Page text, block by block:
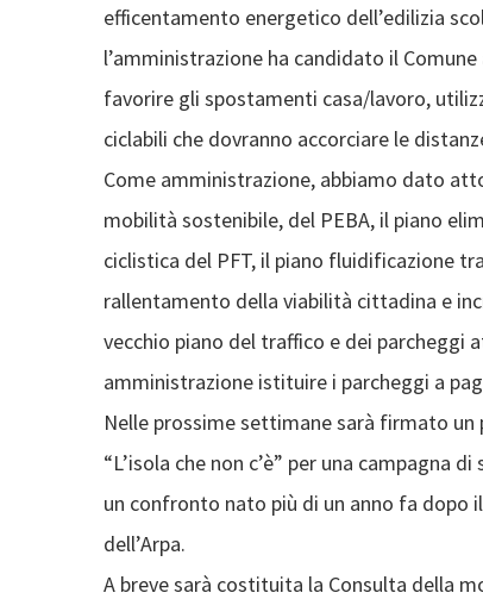
efficentamento energetico dell’edilizia
l’amministrazione ha candidato il
favorire gli spostamenti casa/lavoro,
ciclabili che dovranno accorciare le
Come amministrazione, abbiamo dato
mobilità sostenibile, del PEBA, il piano
ciclistica del PFT, il piano fluidificazione
rallentamento della viabilità cittadina e
vecchio piano del traffico e dei parcheggi
amministrazione istituire i parcheggi a
Nelle prossime settimane sarà firmato un
“L’isola che non c’è” per una campagna
un confronto nato più di un anno fa dopo
dell’Arpa.
A breve sarà costituita la Consulta della